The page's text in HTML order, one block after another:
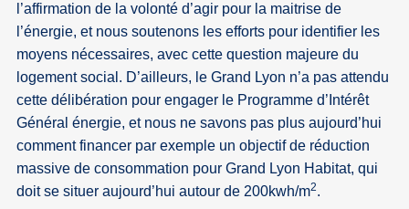
l’affirmation de la volonté d’agir pour la maitrise de
l’énergie, et nous soutenons les efforts pour identifier les
moyens nécessaires, avec cette question majeure du
logement social. D’ailleurs, le Grand Lyon n’a pas attendu
cette délibération pour engager le Programme d’Intérêt
Général énergie, et nous ne savons pas plus aujourd’hui
comment financer par exemple un objectif de réduction
massive de consommation pour Grand Lyon Habitat, qui
doit se situer aujourd’hui autour de 200kwh/m2.